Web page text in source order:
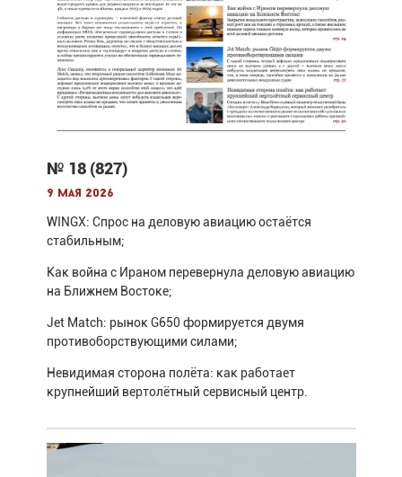
№ 18 (827)
9 мая 2026
WINGX: Спрос на деловую авиацию остаётся
стабильным;
Как война с Ираном перевернула деловую авиацию
на Ближнем Востоке;
Jet Match: рынок G650 формируется двумя
противоборствующими силами;
Невидимая сторона полёта: как работает
крупнейший вертолётный сервисный центр.